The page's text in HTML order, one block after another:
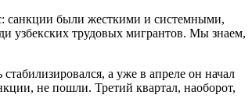
санкции были жесткими и системными,
узбекских трудовых мигрантов. Мы знаем,
а уже в апреле он начал
не пошли. Третий квартал, наоборот,